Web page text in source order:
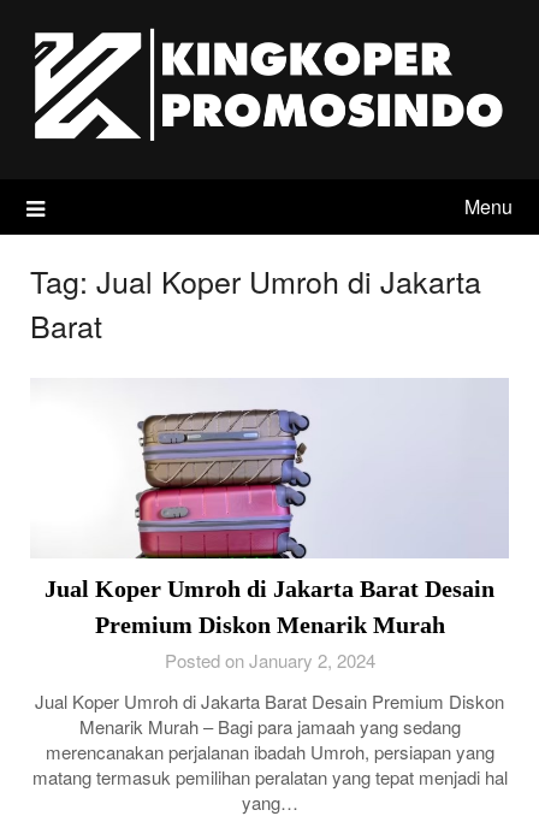
content
Menu
Tag: Jual Koper Umroh di Jakarta
Barat
Jual Koper Umroh di Jakarta Barat Desain
Premium Diskon Menarik Murah
Posted on January 2, 2024
Jual Koper Umroh di Jakarta Barat Desain Premium Diskon
Menarik Murah – Bagi para jamaah yang sedang
merencanakan perjalanan ibadah Umroh, persiapan yang
matang termasuk pemilihan peralatan yang tepat menjadi hal
yang…